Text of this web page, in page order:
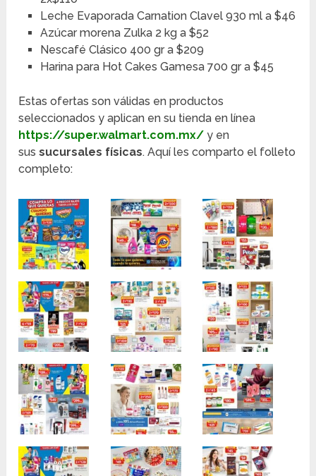
Leche Evaporada Carnation Clavel 930 ml a $46
Azúcar morena Zulka 2 kg a $52
Nescafé Clásico 400 gr a $209
Harina para Hot Cakes Gamesa 700 gr a $45
Estas ofertas son válidas en productos
seleccionados y aplican en su tienda en línea
https://super.walmart.com.mx/ y en
sussucursales físicas. Aquí les comparto el folleto
completo: